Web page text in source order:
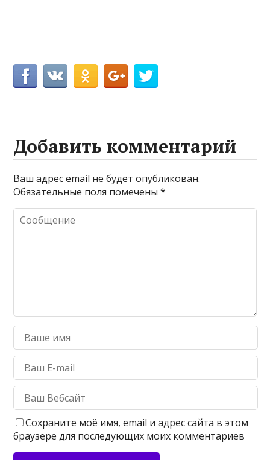
Добавить комментарий
Ваш адрес email не будет опубликован.
Обязательные поля помечены*
Сохраните моё имя, email и адрес сайта в этом
браузере для последующих моих комментариев